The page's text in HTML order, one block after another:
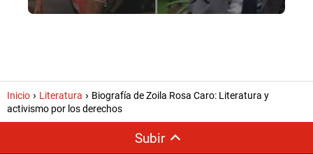
Inicio Literatura
Biografía de Zoila Rosa Caro: Literatura y
activismo por los derechos
Subir